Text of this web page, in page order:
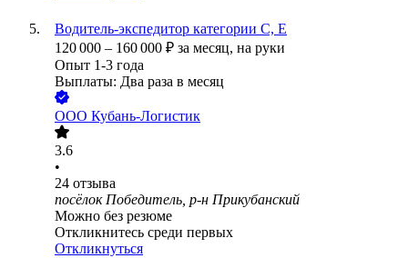
Водитель-экспедитор категории С, Е
120 000 – 160 000 ₽ за месяц, на руки
Опыт 1-3 года
Выплаты: Два раза в месяц
ООО Кубань-Логистик
3.6
•
24 отзыва
посёлок Победитель, р-н Прикубанский
Можно без резюме
Откликнитесь среди первых
Откликнуться